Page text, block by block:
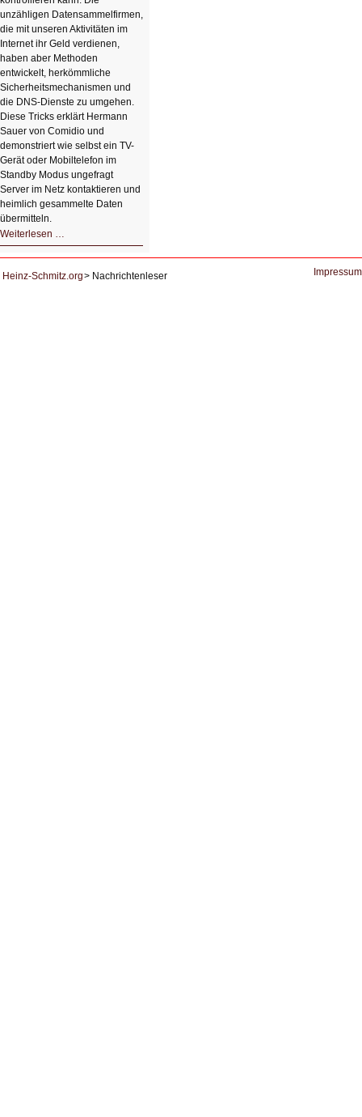
unzähligen Datensammelfirmen,
die mit unseren Aktivitäten im
Internet ihr Geld verdienen,
haben aber Methoden
entwickelt, herkömmliche
Sicherheitsmechanismen und
die DNS-Dienste zu umgehen.
Diese Tricks erklärt Hermann
Sauer von Comidio und
demonstriert wie selbst ein TV-
Gerät oder Mobiltelefon im
Standby Modus ungefragt
Server im Netz kontaktieren und
heimlich gesammelte Daten
übermitteln.
Weiterlesen …
DNS
Heinz-Schmitz.org
Nachrichtenleser Impressum